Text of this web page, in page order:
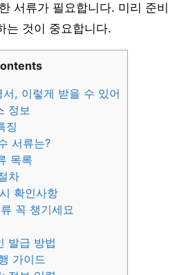
서류가 필요합니다. 미리 준비
는 것이 중요합니다.
서, 이렇게 받을 수 있어
정보
징
서류는?
목록
차
확인사항
꼭 챙기세요
발급 방법
가이드